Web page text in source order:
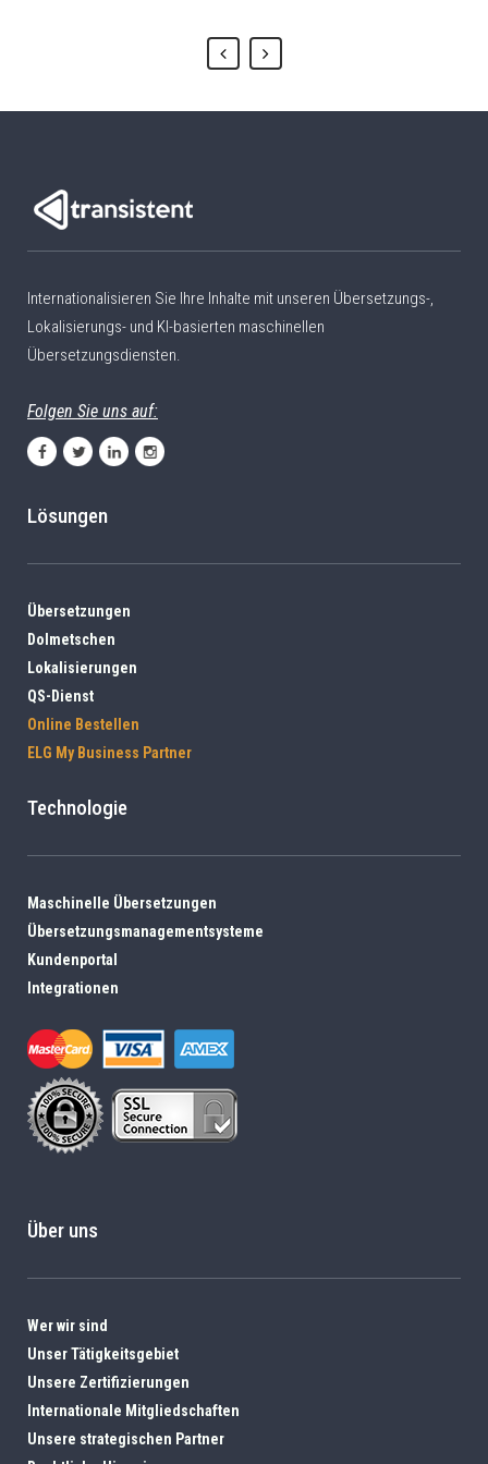
Internationalisieren Sie Ihre Inhalte mit unseren Übersetzungs-,
Lokalisierungs- und KI-basierten maschinellen
Übersetzungsdiensten.
Folgen Sie uns auf:
Lösungen
Übersetzungen
Dolmetschen
Lokalisierungen
QS-Dienst
Online Bestellen
ELG My Business Partner
Technologie
Maschinelle Übersetzungen
Übersetzungsmanagementsysteme
Kundenportal
Integrationen
Über uns
Wer wir sind
Unser Tätigkeitsgebiet
Unsere Zertifizierungen
Internationale Mitgliedschaften
Unsere strategischen Partner